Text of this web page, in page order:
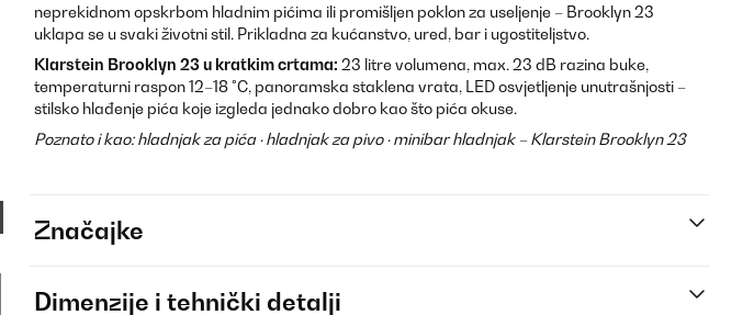
neprekidnom opskrbom hladnim pićima ili promišljen poklon za useljenje – Brooklyn 23
uklapa se u svaki životni stil. Prikladna za kućanstvo, ured, bar i ugostiteljstvo.
Klarstein Brooklyn 23 u kratkim crtama: 23 litre volumena, max. 23 dB razina buke,
temperaturni raspon 12–18 °C, panoramska staklena vrata, LED osvjetljenje unutrašnjosti –
stilsko hlađenje pića koje izgleda jednako dobro kao što pića okuse.
Poznato i kao: hladnjak za pića · hladnjak za pivo · minibar hladnjak – Klarstein Brooklyn 23
Značajke
Dimenzije i tehnički detalji